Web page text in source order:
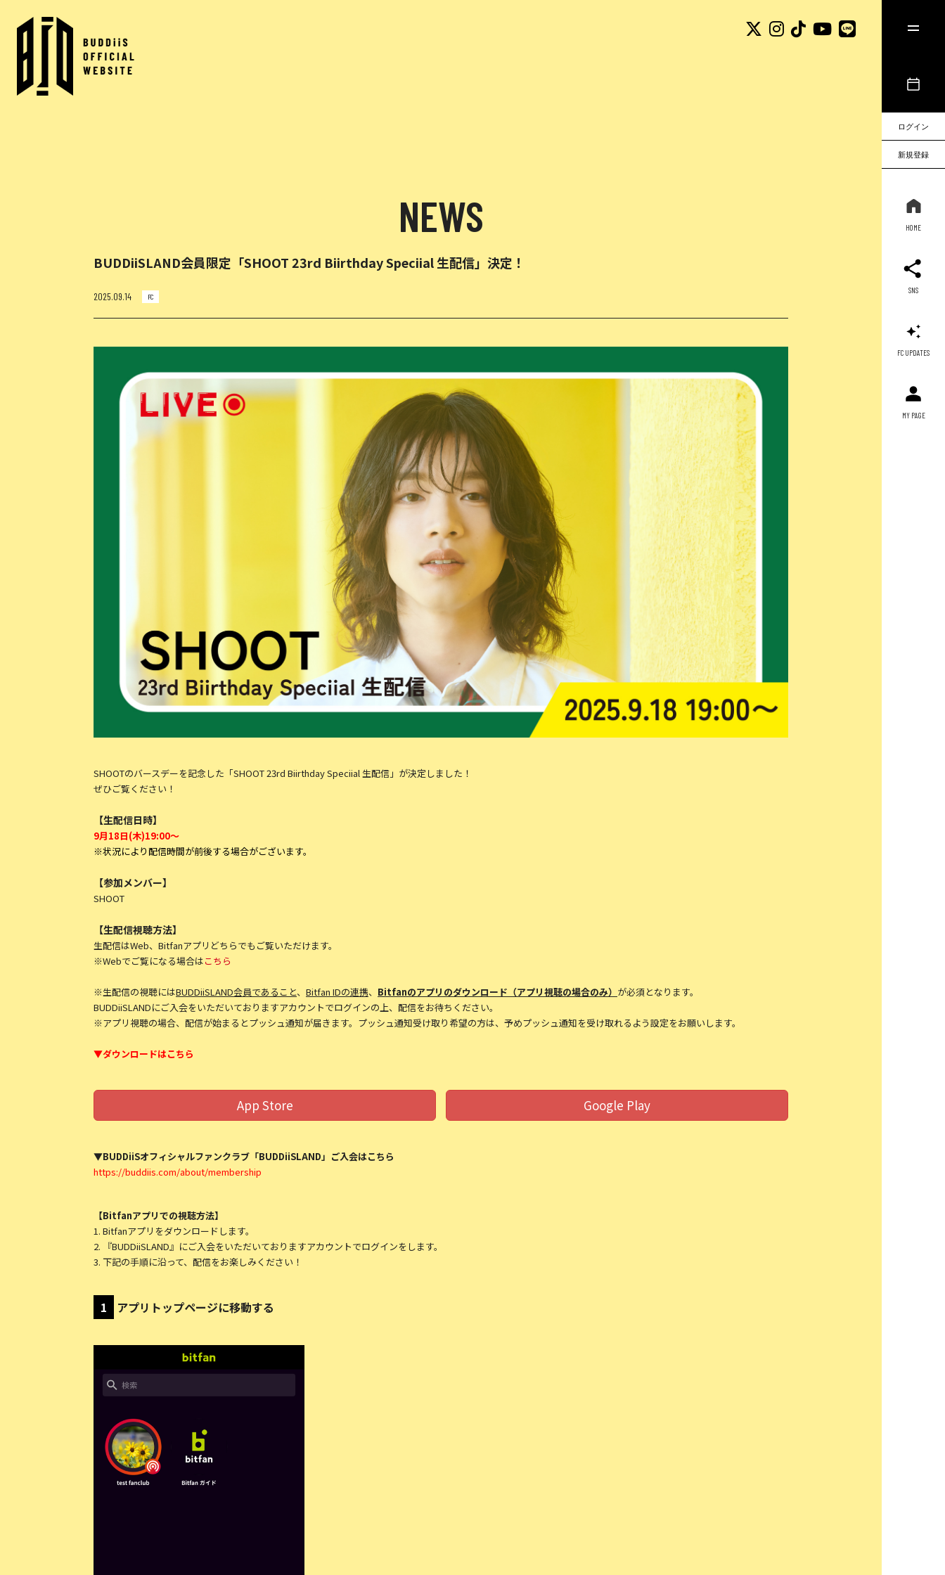
ログイン
新規登録
HOME
SNS
FC UPDATES
MY PAGE
NEWS
BUDDiiSLAND会員限定「SHOOT 23rd Biirthday Speciial 生配信」決定！
2025.09.14 FC
SHOOTのバースデーを記念した「SHOOT 23rd Biirthday Speciial 生配信」が決定しました！
ぜひご覧ください！
【生配信日時】
9月18日(木)19:00〜
※状況により配信時間が前後する場合がございます。
【参加メンバー】
SHOOT
【生配信視聴方法】
生配信はWeb、Bitfanアプリどちらでもご覧いただけます。
※Webでご覧になる場合はこちら
※生配信の視聴にはBUDDiiSLAND会員であること、 Bitfan IDの連携、 Bitfanのアプリのダウンロード（アプリ視聴の場合のみ） が必須となります。
BUDDiiSLANDにご入会をいただいておりますアカウントでログインの上、配信をお待ちください。
※アプリ視聴の場合、配信が始まるとプッシュ通知が届きます。プッシュ通知受け取り希望の方は、予めプッシュ通知を受け取れるよう設定をお願いします。
▼ダウンロードはこちら
App Store Google Play
▼BUDDiiSオフィシャルファンクラブ「BUDDiiSLAND」ご入会はこちら
https://buddiis.com/about/membership
【Bitfanアプリでの視聴方法】
1. Bitfanアプリをダウンロードします。
2. 『BUDDiiSLAND』にご入会をいただいておりますアカウントでログインをします。
3. 下記の手順に沿って、配信をお楽しみください！
1 アプリトップページに移動する